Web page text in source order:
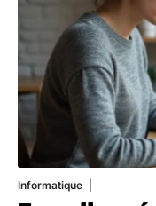
Informatique